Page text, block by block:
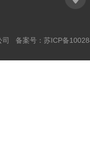
司 备案号： 苏ICP备